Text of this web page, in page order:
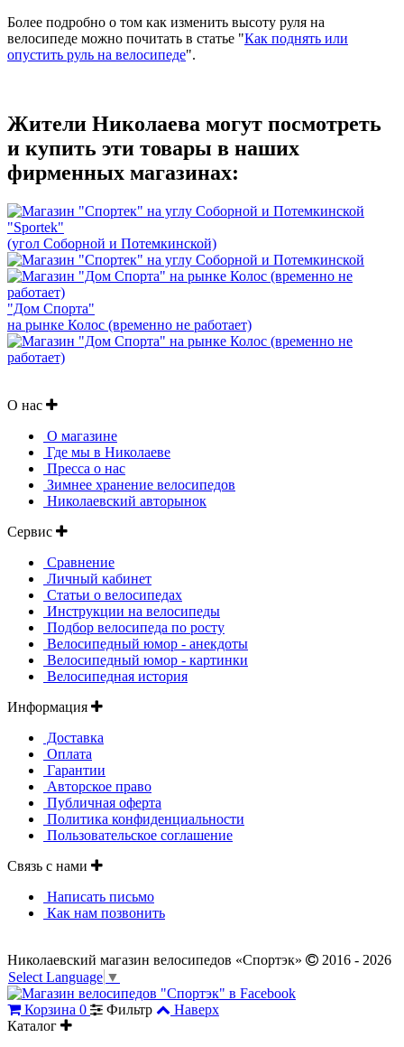
Более подробно о том как изменить высоту руля на
велосипеде можно почитать в статье "Как поднять или
опустить руль на велосипеде".
Жители Николаева могут посмотреть
и купить эти товары в наших
фирменных магазинах:
"Sportek"
(угол Соборной и Потемкинской)
"Дом Спорта"
на рынке Колос (временно не работает)
О нас
О магазине
Где мы в Николаеве
Пресса о нас
Зимнее хранение велосипедов
Николаевский авторынок
Сервис
Сравнение
Личный кабинет
Статьи о велосипедах
Инструкции на велосипеды
Подбор велосипеда по росту
Велосипедный юмор - анекдоты
Велосипедный юмор - картинки
Велосипедная история
Информация
Доставка
Оплата
Гарантии
Авторское право
Публичная оферта
Политика конфиденциальности
Пользовательское соглашение
Связь с нами
Написать письмо
Как нам позвонить
Николаевский магазин велосипедов «Спортэк»
2016 - 2026
Select Language ▼
Корзина 0 Фильтр
Наверх
Каталог